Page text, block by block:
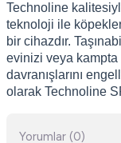
Technoline
teknoloji ile
bir cihazdır.
evinizi veya
davranışlarını
olarak Technoline
Yorumlar (0)